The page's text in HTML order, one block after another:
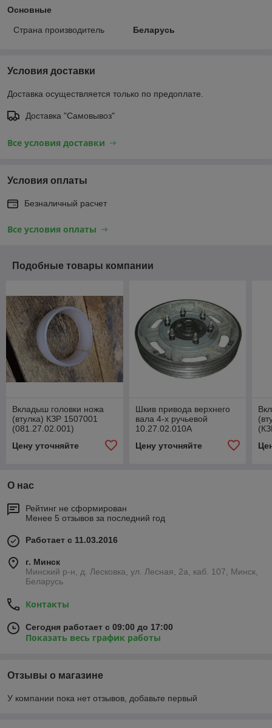
Основные
Страна производитель Беларусь
Условия доставки
Доставка осуществляется только по предоплате.
Доставка "Самовывоз"
Все условия доставки
Условия оплаты
Безналичный расчет
Все условия оплаты
Подобные товары компании
Вкладыш головки ножа
(втулка) КЗР 1507001
(081.27.02.001)
Цену уточняйте
Шкив привода верхнего
вала 4-х ручьевой
10.27.02.010А
Цену уточняйте
О нас
Рейтинг не сформирован
Менее 5 отзывов за последний год
Работает с 11.03.2016
г. Минск
Минский р-н, д. Лесковка, ул. Лесная, 2а, каб. 107, Минск,
Беларусь
Контакты
Сегодня работает с 09:00 до 17:00
Показать весь график работы
Отзывы о магазине
У компании пока нет отзывов, добавьте первый